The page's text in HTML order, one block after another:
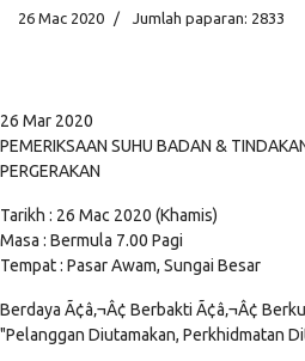
26 Mac 2020 Jumlah paparan: 2833
26 Mar 2020
PEMERIKSAAN SUHU BADAN &
PERGERAKAN
Tarikh : 26 Mac 2020 (Khamis)
Masa : Bermula 7.00 Pagi
Tempat : Pasar Awam, Sungai Besar
Berdaya Ã¢â‚¬Â¢ Berbakti Ã¢â‚¬Â¢
"Pelanggan Diutamakan, Perkhidmatan